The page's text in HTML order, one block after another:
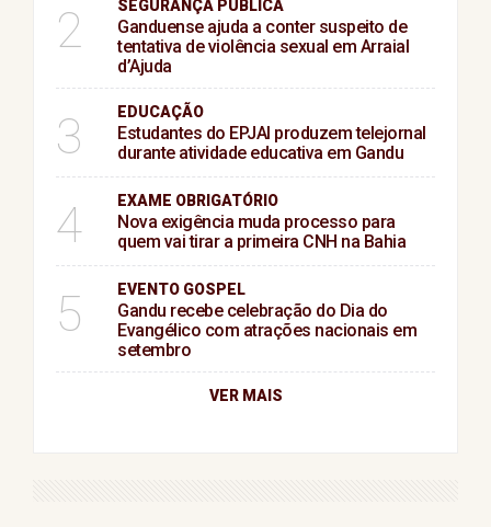
2 SEGURANÇA PÚBLICA
Ganduense ajuda a conter suspeito de
tentativa de violência sexual em Arraial
d’Ajuda
3 EDUCAÇÃO
Estudantes do EPJAI produzem telejornal
durante atividade educativa em Gandu
4 EXAME OBRIGATÓRIO
Nova exigência muda processo para
quem vai tirar a primeira CNH na Bahia
5 EVENTO GOSPEL
Gandu recebe celebração do Dia do
Evangélico com atrações nacionais em
setembro
VER MAIS